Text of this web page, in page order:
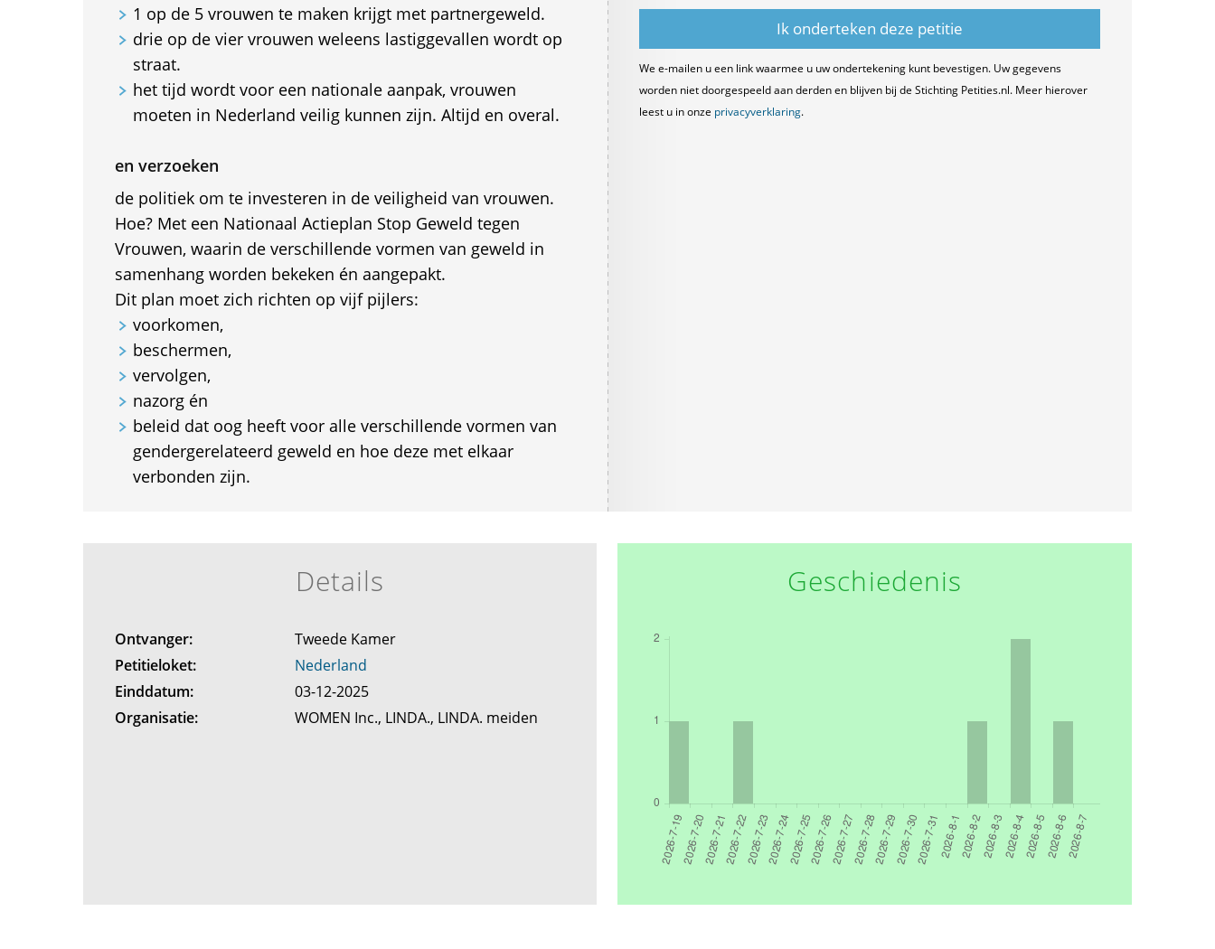
1 op de 5 vrouwen te maken krijgt met partnergeweld.
drie op de vier vrouwen weleens lastiggevallen wordt op
straat.
het tijd wordt voor een nationale aanpak, vrouwen
moeten in Nederland veilig kunnen zijn. Altijd en overal.
en verzoeken
de politiek om te investeren in de veiligheid van vrouwen.
Hoe? Met een Nationaal Actieplan Stop Geweld tegen
Vrouwen, waarin de verschillende vormen van geweld in
samenhang worden bekeken én aangepakt.
Dit plan moet zich richten op vijf pijlers:
voorkomen,
beschermen,
vervolgen,
nazorg én
beleid dat oog heeft voor alle verschillende vormen van
gendergerelateerd geweld en hoe deze met elkaar
verbonden zijn.
We e-mailen u een link waarmee u uw ondertekening kunt bevestigen. Uw gegevens
worden niet doorgespeeld aan derden en blijven bij de Stichting Petities.nl. Meer hierover
leest u in onze privacyverklaring.
Details
Ontvanger:
Tweede Kamer
Petitieloket:
Nederland
Einddatum:
03-12-2025
Organisatie:
WOMEN Inc., LINDA., LINDA. meiden
Geschiedenis